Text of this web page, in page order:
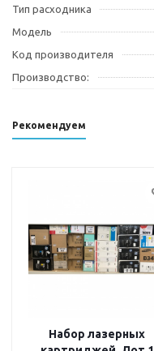
Тип расходника
Модель
Код производителя
Производство:
Рекомендуем
Набор лазерных